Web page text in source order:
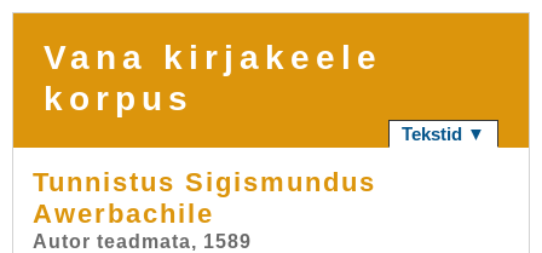
Vana kirjakeele
korpus
Tekstid ▼
Tunnistus Sigismundus
Awerbachile
Autor teadmata, 1589